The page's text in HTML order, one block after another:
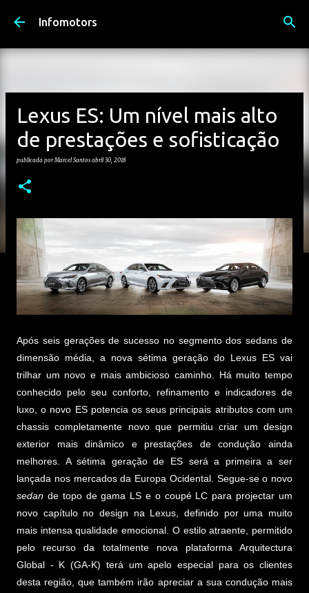
Avançar para o conteúdo principal
Infomotors
Lexus ES: Um nível mais alto
de prestações e sofisticação
publicada porMarcel Santos abril 30, 2018
Após seis gerações de sucesso no segmento dos sedans de
dimensão média, a nova sétima geração do Lexus ES vai
trilhar um novo e mais ambicioso caminho. Há muito tempo
conhecido pelo seu conforto, refinamento e indicadores de
luxo, o novo ES potencia os seus principais atributos com um
chassis completamente novo que permitiu criar um design
exterior mais dinâmico e prestações de condução ainda
melhores. A sétima geração de ES será a primeira a ser
lançada nos mercados da Europa Ocidental. Segue-se o novo
sedan de topo de gama LS e o coupé LC para projectar um
novo capítulo no design na Lexus, definido por uma muito
mais intensa qualidade emocional. O estilo atraente, permitido
pelo recurso da totalmente nova plataforma Arquitectura
Global - K (GA-K) terá um apelo especial para os clientes
desta região, que também irão apreciar a sua condução mais